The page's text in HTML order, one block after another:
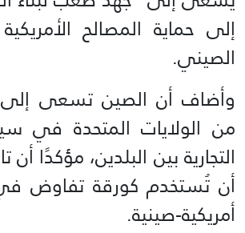
إلى حماية المصالح
الصيني.
وأضاف أن الصين تسعى
من الولايات المتحدة في
التجارية بين البلدين، مؤكدًا أن
أن تُستخدم كورقة تفاوض
أمريكية-صينية.